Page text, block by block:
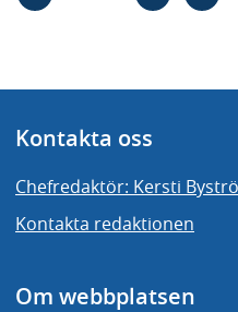
Kontakta oss
Chefredaktör: Kersti
Kontakta redaktionen
Om webbplatsen